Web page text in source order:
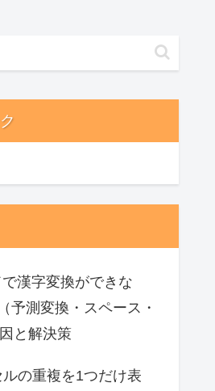
で漢字変換ができな
予測変換・スペース・
と解決策
ルの重複を1つだけ表